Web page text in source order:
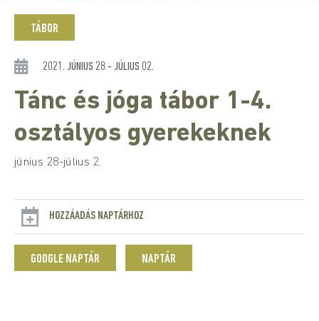
TÁBOR
2021. JÚNIUS 28 - JÚLIUS 02.
Tánc és jóga tábor 1-4.
osztályos gyerekeknek
június 28-július 2.
HOZZÁADÁS NAPTÁRHOZ
GOOGLE NAPTÁR NAPTÁR